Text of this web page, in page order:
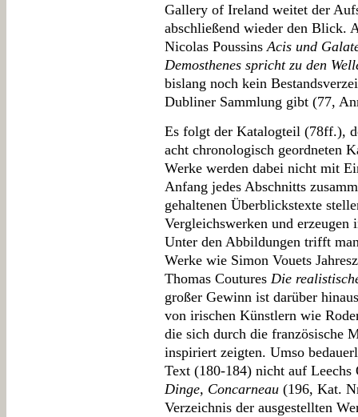
Gallery of Ireland weitet der
abschließend wieder den Blick.
Nicolas PoussinsAcis und
Demosthenes spricht zu den
bislang noch kein
Dubliner Sammlung gibt (77,
Es folgt der Katalogteil (78ff.),
acht chronologisch geordneten
Werke werden dabei nicht mit
Anfang jedes Abschnitts
gehaltenen Überblickstexte
Vergleichswerken und erzeugen
Unter den Abbildungen trifft
Werke wie Simon Vouets
Thomas Coutures Die
großer Gewinn ist darüber
von irischen Künstlern wie
die sich durch die französische
inspiriert zeigten. Umso
Text (180-184) nicht auf
Dinge, Concarneau (196, Kat.
Verzeichnis der ausgestellten